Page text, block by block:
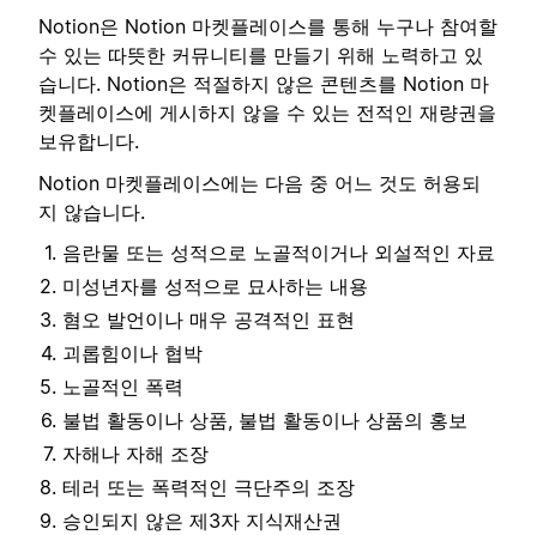
Notion은 Notion 마켓플레이스를 통해 누구나 참여할
수 있는 따뜻한 커뮤니티를 만들기 위해 노력하고 있
습니다. Notion은 적절하지 않은 콘텐츠를 Notion 마
켓플레이스에 게시하지 않을 수 있는 전적인 재량권을
보유합니다.
Notion 마켓플레이스에는 다음 중 어느 것도 허용되
지 않습니다.
음란물 또는 성적으로 노골적이거나 외설적인 자료
미성년자를 성적으로 묘사하는 내용
혐오 발언이나 매우 공격적인 표현
괴롭힘이나 협박
노골적인 폭력
불법 활동이나 상품, 불법 활동이나 상품의 홍보
자해나 자해 조장
테러 또는 폭력적인 극단주의 조장
승인되지 않은 제3자 지식재산권